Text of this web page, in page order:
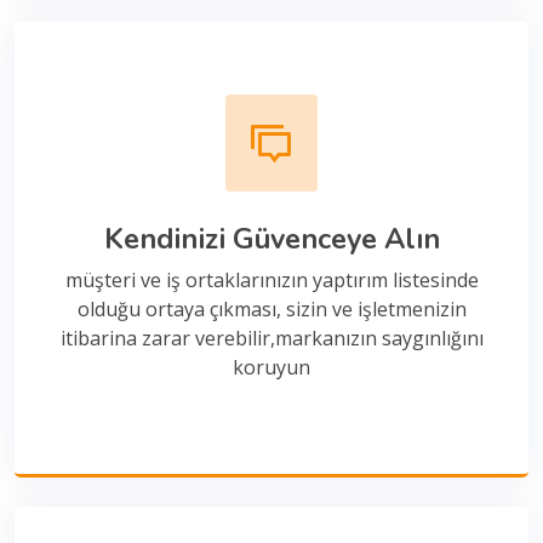
Kendinizi Güvenceye Alın
müşteri ve iş ortaklarınızın yaptırım listesinde
olduğu ortaya çıkması, sizin ve işletmenizin
itibarina zarar verebilir,markanızın saygınlığını
koruyun